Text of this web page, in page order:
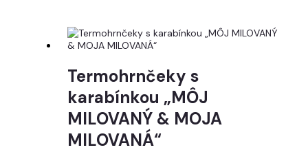
Termohrnčeky s
karabínkou „MÔJ
MILOVANÝ & MOJA
MILOVANÁ“